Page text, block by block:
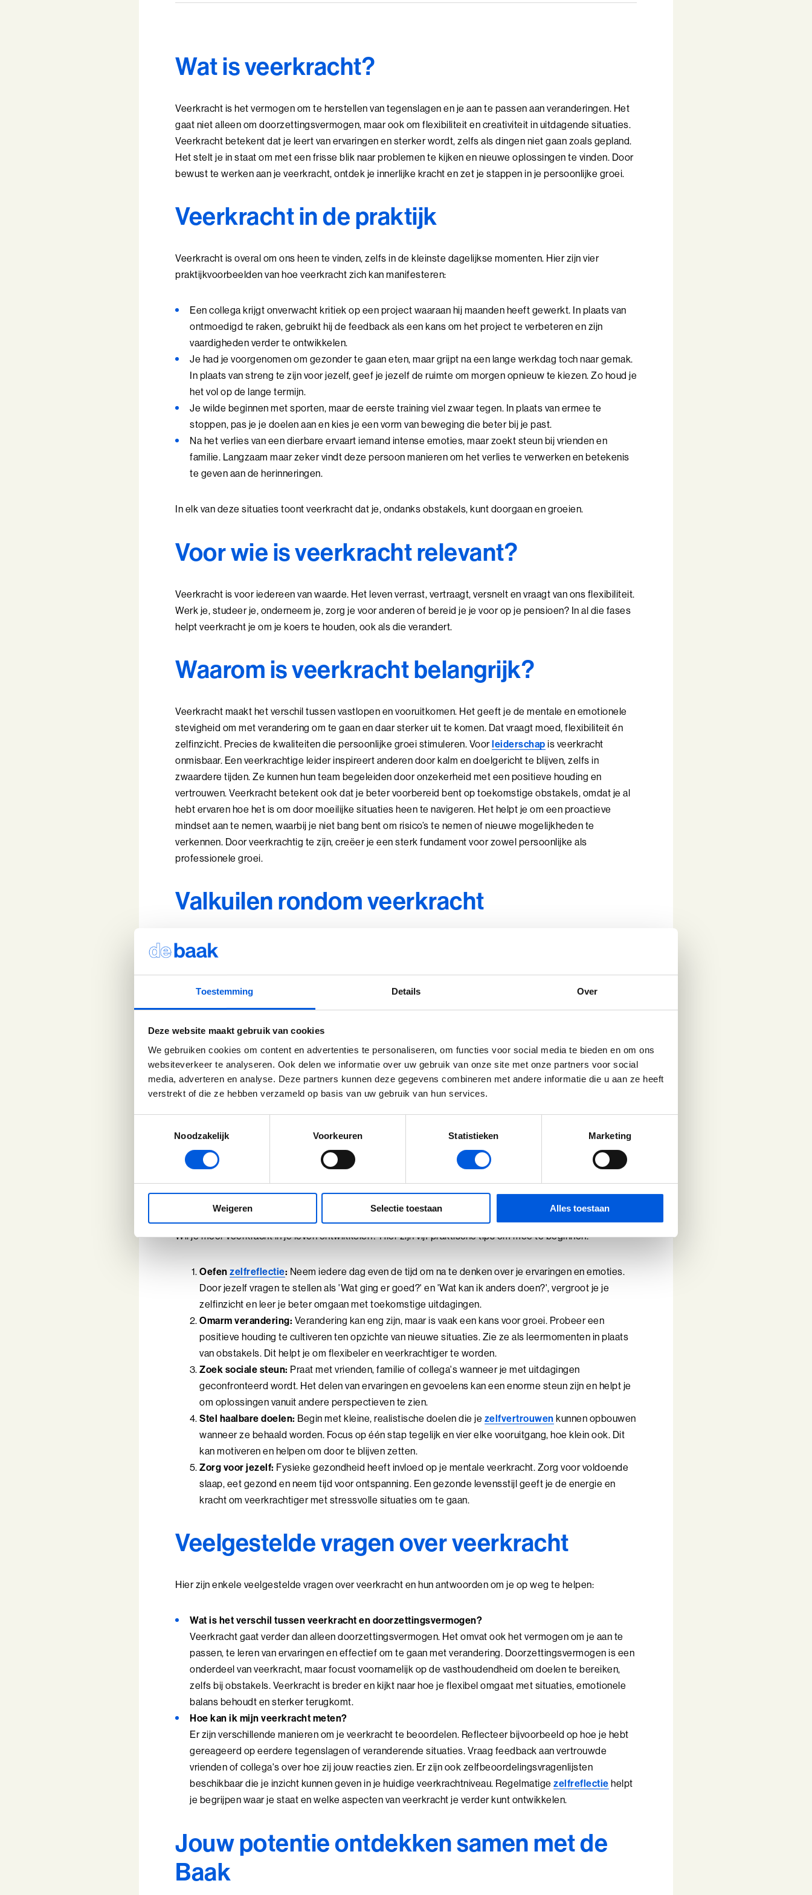
Toestemming Details Over
Deze website maakt gebruik van cookies
We gebruiken cookies om content en advertenties te personaliseren, om functies voor social media te bieden en om ons
websiteverkeer te analyseren. Ook delen we informatie over uw gebruik van onze site met onze partners voor social
media, adverteren en analyse. Deze partners kunnen deze gegevens combineren met andere informatie die u aan ze heeft
verstrekt of die ze hebben verzameld op basis van uw gebruik van hun services.
Noodzakelijk
Voorkeuren Statistieken Marketing
Weigeren Selectie toestaan Alles toestaan
Wat is veerkracht?
Veerkracht is het vermogen om te herstellen van tegenslagen en je aan te passen aan veranderingen. Het
gaat niet alleen om doorzettingsvermogen, maar ook om flexibiliteit en creativiteit in uitdagende situaties.
Veerkracht betekent dat je leert van ervaringen en sterker wordt, zelfs als dingen niet gaan zoals gepland.
Het stelt je in staat om met een frisse blik naar problemen te kijken en nieuwe oplossingen te vinden. Door
bewust te werken aan je veerkracht, ontdek je innerlijke kracht en zet je stappen in je persoonlijke groei.
Veerkracht in de praktijk
Veerkracht is overal om ons heen te vinden, zelfs in de kleinste dagelijkse momenten. Hier zijn vier
praktijkvoorbeelden van hoe veerkracht zich kan manifesteren:
Een collega krijgt onverwacht kritiek op een project waaraan hij maanden heeft gewerkt. In plaats van
ontmoedigd te raken, gebruikt hij de feedback als een kans om het project te verbeteren en zijn
vaardigheden verder te ontwikkelen.
Je had je voorgenomen om gezonder te gaan eten, maar grijpt na een lange werkdag toch naar gemak.
In plaats van streng te zijn voor jezelf, geef je jezelf de ruimte om morgen opnieuw te kiezen. Zo houd je
het vol op de lange termijn.
Je wilde beginnen met sporten, maar de eerste training viel zwaar tegen. In plaats van ermee te
stoppen, pas je je doelen aan en kies je een vorm van beweging die beter bij je past.
Na het verlies van een dierbare ervaart iemand intense emoties, maar zoekt steun bij vrienden en
familie. Langzaam maar zeker vindt deze persoon manieren om het verlies te verwerken en betekenis
te geven aan de herinneringen.
In elk van deze situaties toont veerkracht dat je, ondanks obstakels, kunt doorgaan en groeien.
Voor wie is veerkracht relevant?
Veerkracht is voor iedereen van waarde. Het leven verrast, vertraagt, versnelt en vraagt van ons flexibiliteit.
Werk je, studeer je, onderneem je, zorg je voor anderen of bereid je je voor op je pensioen? In al die fases
helpt veerkracht je om je koers te houden, ook als die verandert.
Waarom is veerkracht belangrijk?
Veerkracht maakt het verschil tussen vastlopen en vooruitkomen. Het geeft je de mentale en emotionele
stevigheid om met verandering om te gaan en daar sterker uit te komen. Dat vraagt moed, flexibiliteit én
zelfinzicht. Precies de kwaliteiten die persoonlijke groei stimuleren. Voorleiderschap is veerkracht
onmisbaar. Een veerkrachtige leider inspireert anderen door kalm en doelgericht te blijven, zelfs in
zwaardere tijden. Ze kunnen hun team begeleiden door onzekerheid met een positieve houding en
vertrouwen. Veerkracht betekent ook dat je beter voorbereid bent op toekomstige obstakels, omdat je al
hebt ervaren hoe het is om door moeilijke situaties heen te navigeren. Het helpt je om een proactieve
mindset aan te nemen, waarbij je niet bang bent om risico’s te nemen of nieuwe mogelijkheden te
verkennen. Door veerkrachtig te zijn, creëer je een sterk fundament voor zowel persoonlijke als
professionele groei.
Valkuilen rondom veerkracht
Een van de meest voorkomende valkuilen rondom veerkracht is het idee dat je altijd sterk en
onverschrokken moet zijn. Dit kan leiden tot het onderdrukken van emoties, terwijl juist het erkennen en
verwerken daarvan essentieel is voor echte veerkracht. Het gaat er niet om altijd stoer over te komen,
maar eerder om eerlijk te zijn tegenover jezelf over je gevoelens en kwetsbaarheden. Een ander
misverstand is dat veerkracht iets aangeboren is; iets wat je hebt of niet hebt. In werkelijkheid is
soms verward met individualisme. Het idee dat je alles alleen moet doorstaan, sluit de kracht van sociale
steun uit. Het bouwen van veerkracht houdt ook in dat je hulp leert accepteren en een netwerk opbouwt
van mensen die je steunen. Door deze misverstanden te begrijpen en te vermijden, kun je werken aan
Tips om met veerkracht aan de slag te
gaan
Wil je meer veerkracht in je leven ontwikkelen? Hier zijn vijf praktische tips om mee te beginnen:
Oefen zelfreflectie: Neem iedere dag even de tijd om na te denken over je ervaringen en emoties.
Door jezelf vragen te stellen als 'Wat ging er goed?' en 'Wat kan ik anders doen?', vergroot je je
zelfinzicht en leer je beter omgaan met toekomstige uitdagingen.
Omarm verandering: Verandering kan eng zijn, maar is vaak een kans voor groei. Probeer een
positieve houding te cultiveren ten opzichte van nieuwe situaties. Zie ze als leermomenten in plaats
van obstakels. Dit helpt je om flexibeler en veerkrachtiger te worden.
Zoek sociale steun: Praat met vrienden, familie of collega's wanneer je met uitdagingen
geconfronteerd wordt. Het delen van ervaringen en gevoelens kan een enorme steun zijn en helpt je
om oplossingen vanuit andere perspectieven te zien.
Stel haalbare doelen: Begin met kleine, realistische doelen die je zelfvertrouwen kunnen opbouwen
wanneer ze behaald worden. Focus op één stap tegelijk en vier elke vooruitgang, hoe klein ook. Dit
kan motiveren en helpen om door te blijven zetten.
Zorg voor jezelf: Fysieke gezondheid heeft invloed op je mentale veerkracht. Zorg voor voldoende
slaap, eet gezond en neem tijd voor ontspanning. Een gezonde levensstijl geeft je de energie en
kracht om veerkrachtiger met stressvolle situaties om te gaan.
Veelgestelde vragen over veerkracht
Hier zijn enkele veelgestelde vragen over veerkracht en hun antwoorden om je op weg te helpen:
Wat is het verschil tussen veerkracht en doorzettingsvermogen?
Veerkracht gaat verder dan alleen doorzettingsvermogen. Het omvat ook het vermogen om je aan te
passen, te leren van ervaringen en effectief om te gaan met verandering. Doorzettingsvermogen is een
onderdeel van veerkracht, maar focust voornamelijk op de vasthoudendheid om doelen te bereiken,
zelfs bij obstakels. Veerkracht is breder en kijkt naar hoe je flexibel omgaat met situaties, emotionele
balans behoudt en sterker terugkomt.
Hoe kan ik mijn veerkracht meten?
Er zijn verschillende manieren om je veerkracht te beoordelen. Reflecteer bijvoorbeeld op hoe je hebt
gereageerd op eerdere tegenslagen of veranderende situaties. Vraag feedback aan vertrouwde
vrienden of collega's over hoe zij jouw reacties zien. Er zijn ook zelfbeoordelingsvragenlijsten
beschikbaar die je inzicht kunnen geven in je huidige veerkrachtniveau. Regelmatige zelfreflectie helpt
je begrijpen waar je staat en welke aspecten van veerkracht je verder kunt ontwikkelen.
Jouw potentie ontdekken samen met de
Baak